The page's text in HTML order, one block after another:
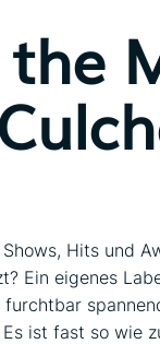
the
Hits und
Ein eigenes
ist fast so wie